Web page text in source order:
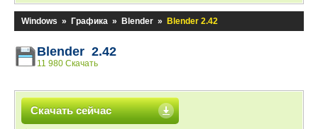
Windows » Графика » Blender » Blender 2.42
Blender 2.42
11 980 Скачать
Скачать сейчас